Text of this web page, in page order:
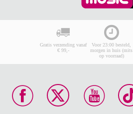
Gratis verzending vanaf
€ 99,-
Voor 23:00 besteld,
morgen in huis (mits
op voorraad)